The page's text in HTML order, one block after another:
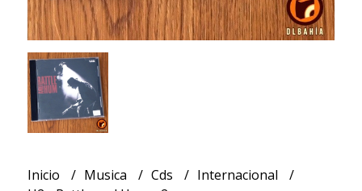
Inicio Musica Cds
Internacional